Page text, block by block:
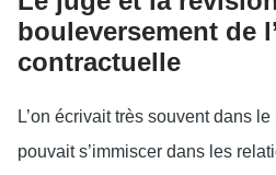
bouleversement de
contractuelle
L’on écrivait très souvent dans
pouvait s’immiscer dans les